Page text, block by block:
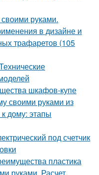
руками.
в дизайне и
трафаретов (105
шкафов-купе
своими руками из
дому: этапы
под счетчик
пластика